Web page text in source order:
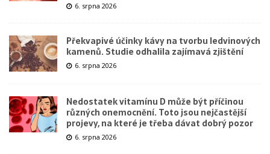
6. srpna 2026
Překvapivé účinky kávy na tvorbu ledvinových
kamenů. Studie odhalila zajímavá zjištění
6. srpna 2026
Nedostatek vitamínu D může být příčinou
různých onemocnění. Toto jsou nejčastější
projevy, na které je třeba dávat dobrý pozor
6. srpna 2026